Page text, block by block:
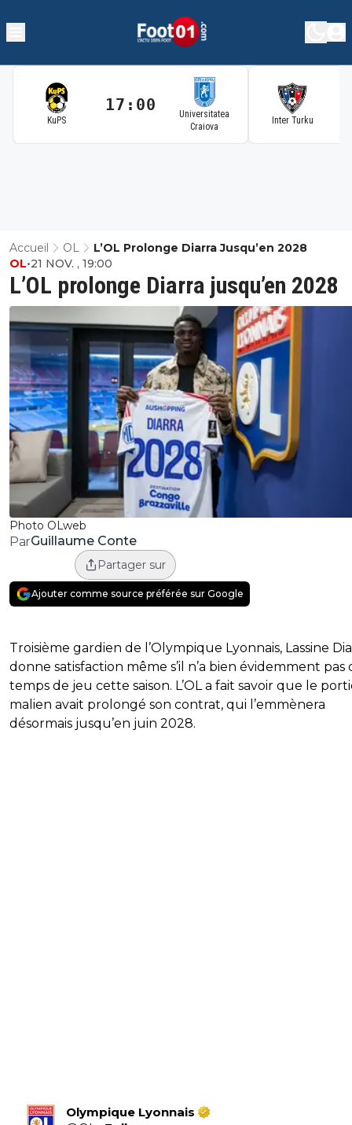
KuPS
17:00
Universitatea
Craiova
Inter Turku
Accueil OL L’OL Prolonge Diarra Jusqu’en 2028
Photo OLweb
L’OL prolonge Diarra jusqu’en 2028
OL•21 NOV. , 19:00
ParGuillaume Conte
Partager sur
Ajouter comme source préférée sur Google
Troisième gardien de l’Olympique Lyonnais, Lassine
donne satisfaction même s’il n’a bien évidemment pas
temps de jeu cette saison. L’OL a fait savoir que le
malien avait prolongé son contrat, qui l’emmènera
désormais jusqu’en juin 2028.
Olympique Lyonnais